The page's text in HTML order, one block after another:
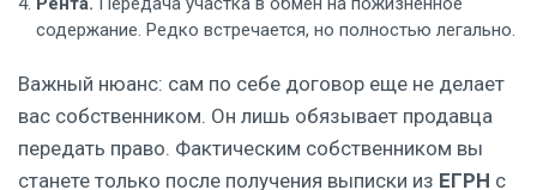
содержание. Редко встречается, но полностью легально.
Важный нюанс: сам по себе договор еще не делает
вас собственником. Он лишь обязывает продавца
передать право. Фактическим собственником вы
станете только после получения выписки из ЕГРН с